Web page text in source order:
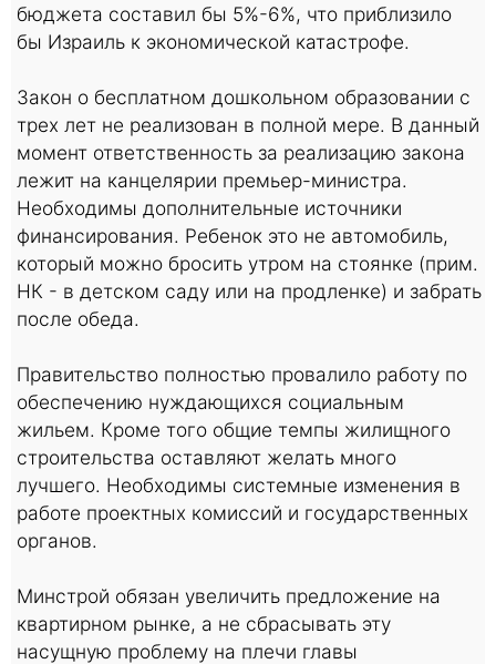
бюджета составил бы 5%-6%, что приблизило
бы Израиль к экономической катастрофе.
Закон о бесплатном дошкольном образовании с
трех лет не реализован в полной мере. В данный
момент ответственность за реализацию закона
лежит на канцелярии премьер-министра.
Необходимы дополнительные источники
финансирования. Ребенок это не автомобиль,
который можно бросить утром на стоянке (прим.
НК - в детском саду или на продленке) и забрать
после обеда.
Правительство полностью провалило работу по
обеспечению нуждающихся социальным
жильем. Кроме того общие темпы жилищного
строительства оставляют желать много
лучшего. Необходимы системные изменения в
работе проектных комиссий и государственных
органов.
Минстрой обязан увеличить предложение на
квартирном рынке, а не сбрасывать эту
насущную проблему на плечи главы